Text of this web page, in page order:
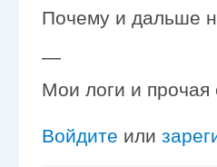
Почему и дальше
—
Мои логи и
Войдите или